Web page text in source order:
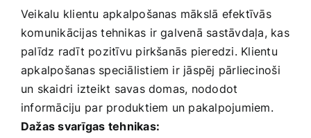
Veikalu klientu apkalpošanas mākslā efektīvās
komunikācijas tehnikas ir ​galvenā sastāvdaļa, kas
palīdz radīt pozitīvu pirkšanās pieredzi. Klientu
apkalpošanas speciālistiem ir jāspēj pārliecinoši
un skaidri izteikt savas domas, nododot
informāciju ⁤par produktiem un pakalpojumiem.
Dažas ​svarīgas ⁢tehnikas: